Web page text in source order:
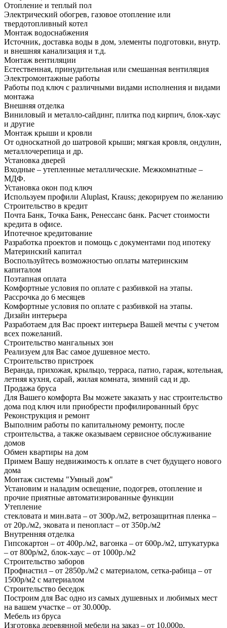
Отопление и теплый пол
Электрический обогрев, газовое отопление или
твердотопливный котел
Монтаж водоснабжения
Источник, доставка воды в дом, элементы подготовки, внутр.
и внешняя канализация и т.д.
Монтаж вентиляции
Естественная, принудительная или смешанная вентиляция
Электромонтажные работы
Работы под ключ с различными видами исполнения и видами
монтажа
Внешняя отделка
Виниловый и металло-сайдинг, плитка под кирпич, блок-хаус
и другие
Монтаж крыши и кровли
От односкатной до шатровой крыши; мягкая кровля, ондулин,
металлочерепица и др.
Установка дверей
Входные – утепленные металлические. Межкомнатные –
МДФ.
Установка окон под ключ
Используем профили Aluplast, Krauss; декорируем по желанию
Строительство в кредит
Почта Банк, Точка Банк, Ренессанс банк. Расчет стоимости
кредита в офисе.
Ипотечное кредитование
Разработка проектов и помощь с документами под ипотеку
Материнский капитал
Воспользуйтесь возможностью оплаты материнским
капиталом
Поэтапная оплата
Комфортные условия по оплате с разбивкой на этапы.
Рассрочка до 6 месяцев
Комфортные условия по оплате с разбивкой на этапы.
Дизайн интерьера
Разработаем для Вас проект интерьера Вашей мечты с учетом
всех пожеланий.
Строительство мангальных зон
Реализуем для Вас самое душевное место.
Строительство пристроек
Веранда, прихожая, крыльцо, терраса, патио, гараж, котельная,
летняя кухня, сарай, жилая комната, зимний сад и др.
Продажа бруса
Для Вашего комфорта Вы можете заказать у нас строительство
дома под ключ или приобрести профилированный брус
Реконструкция и ремонт
Выполним работы по капитальному ремонту, после
строительства, а также оказываем сервисное обслуживание
домов
Обмен квартиры на дом
Примем Вашу недвижимость к оплате в счет будущего нового
дома
Монтаж системы "Умный дом"
Установим и наладим освещение, подогрев, отопление и
прочие приятные автоматизированные функции
Утепление
стекловата и мин.вата – от 300р./м2, ветрозащитная пленка –
от 20р./м2, эковата и пенопласт – от 350р./м2
Внутренняя отделка
Гипсокартон – от 400р./м2, вагонка – от 600р./м2, штукатурка
– от 800р/м2, блок-хаус – от 1000р./м2
Строительство заборов
Профнастил – от 2850р./м2 с материалом, сетка-рабица – от
1500р/м2 с материалом
Строительство беседок
Построим для Вас одно из самых душевных и любимых мест
на вашем участке – от 30.000р.
Мебель из бруса
Изготовка деревянной мебели на заказ – от 10.000р.